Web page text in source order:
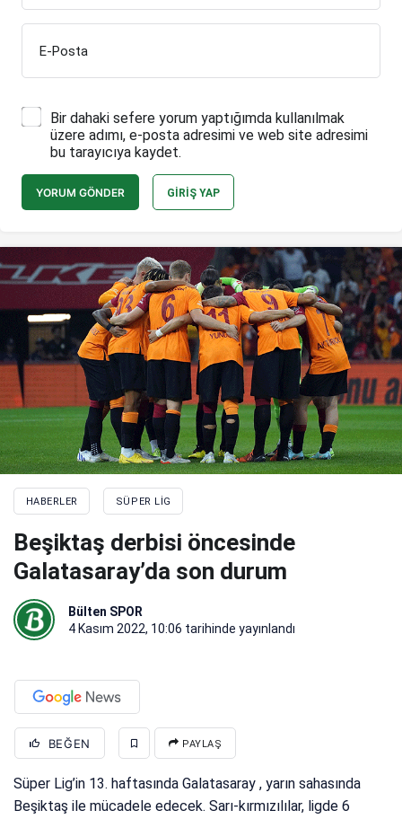
E-Posta
Bir dahaki sefere yorum yaptığımda kullanılmak
üzere adımı, e-posta adresimi ve web site adresimi
bu tarayıcıya kaydet.
YORUM GÖNDER GIRIŞ YAP
HABERLER SÜPER LIG
Beşiktaş derbisi öncesinde
Galatasaray’da son durum
Bülten SPOR
4 Kasım 2022, 10:06 tarihinde yayınlandı
BEĞEN PAYLAŞ
Süper Lig’in 13. haftasında Galatasaray , yarın sahasında
Beşiktaş ile mücadele edecek. Sarı-kırmızılılar, ligde 6